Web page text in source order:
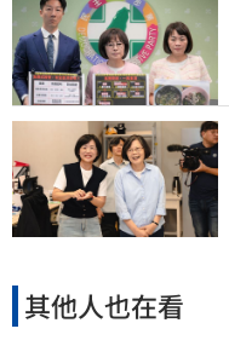
其他人也在看